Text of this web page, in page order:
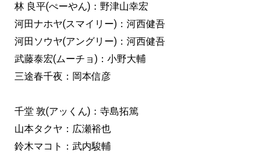
林 良平(ぺーやん)：野津山幸宏
河田ナホヤ(スマイリー)：河西健吾
河田ソウヤ(アングリー)：河西健吾
武藤泰宏(ムーチョ)：小野大輔
三途春千夜：岡本信彦
千堂 敦(アッくん)：寺島拓篤
山本タクヤ：広瀬裕也
鈴木マコト：武内駿輔